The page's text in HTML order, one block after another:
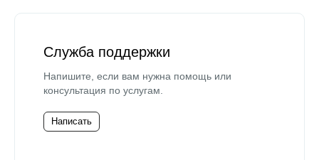
Служба поддержки
Напишите, если вам нужна помощь или
консультация по услугам.
Написать